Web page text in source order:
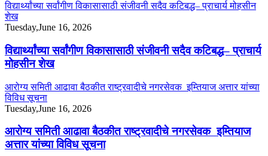
विद्यार्थ्यांच्या सर्वांगीण विकासासाठी संजीवनी सदैव कटिबद्ध– प्राचार्य मोहसीन
शेख
Tuesday,June 16, 2026
विद्यार्थ्यांच्या सर्वांगीण विकासासाठी संजीवनी सदैव कटिबद्ध– प्राचार्य
मोहसीन शेख
आरोग्य समिती आढावा बैठकीत राष्ट्रवादीचे नगरसेवक इम्तियाज अत्तार यांच्या
विविध सूचना
Tuesday,June 16, 2026
आरोग्य समिती आढावा बैठकीत राष्ट्रवादीचे नगरसेवक इम्तियाज
अत्तार यांच्या विविध सूचना